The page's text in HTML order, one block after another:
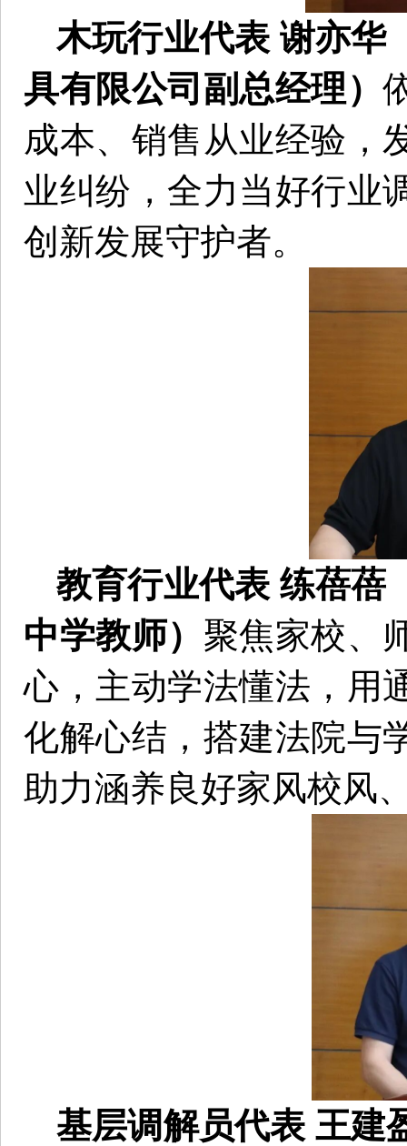
木玩行业代表 谢亦华
具有限公司副总经理）
成本、销售从业经验，
业纠纷，全力当好行业
创新发展守护者。
教育行业代表 练蓓蓓
中学教师） 聚焦家校、
心，主动学法懂法，用
化解心结，搭建法院与
助力涵养良好家风校风
基层调解员代表 王建